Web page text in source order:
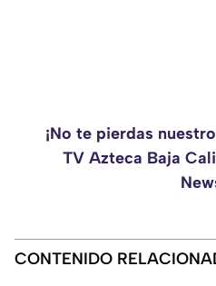
¡No te pierdas
TV Azteca Baja
CONTENIDO